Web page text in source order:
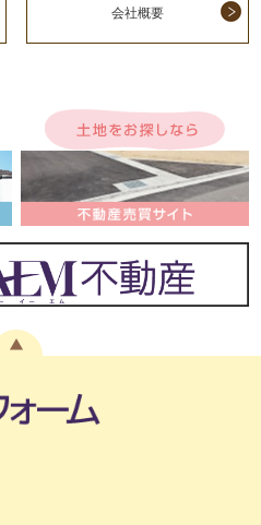
会社概要